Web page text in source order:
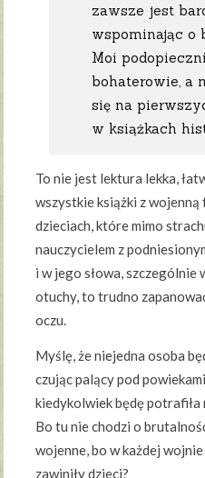
zawsze jest
wspominając o
Moi
bohaterowie, a
się na
w książkach
To nie jest lektura lekka,
wszystkie książki z wojenną
dzieciach, które mimo
nauczycielem z
i w jego słowa, szczególnie
otuchy, to trudno
oczu.
Myślę, że niejedna osoba
czując palący pod
kiedykolwiek będę potrafiła
Bo tu nie chodzi o
wojenne, bo w każdej
zawiniły dzieci?